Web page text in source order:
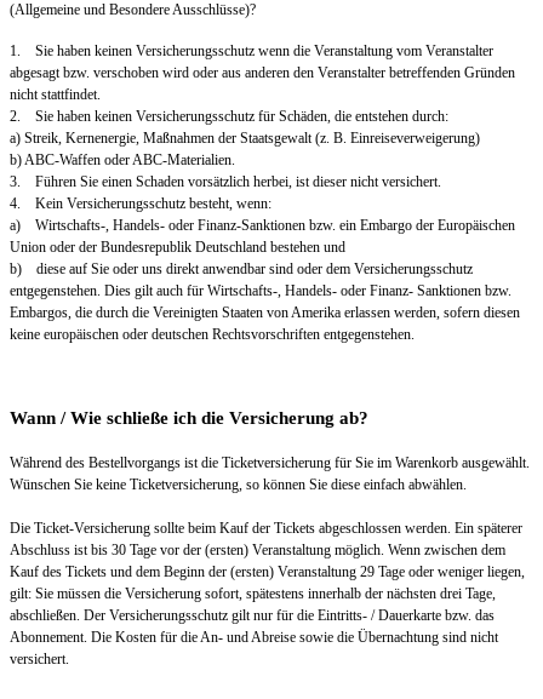
(Allgemeine und Besondere Ausschlüsse)?
1. Sie haben keinen Versicherungsschutz wenn die Veranstaltung vom Veranstalter
abgesagt bzw. verschoben wird oder aus anderen den Veranstalter betreffenden Gründen
nicht stattfindet.
2. Sie haben keinen Versicherungsschutz für Schäden, die entstehen durch:
a) Streik, Kernenergie, Maßnahmen der Staatsgewalt (z. B. Einreiseverweigerung)
b) ABC-Waffen oder ABC-Materialien.
3. Führen Sie einen Schaden vorsätzlich herbei, ist dieser nicht versichert.
4. Kein Versicherungsschutz besteht, wenn:
a) Wirtschafts-, Handels- oder Finanz-Sanktionen bzw. ein Embargo der Europäischen
Union oder der Bundesrepublik Deutschland bestehen und
b) diese auf Sie oder uns direkt anwendbar sind oder dem Versicherungsschutz
entgegenstehen. Dies gilt auch für Wirtschafts-, Handels- oder Finanz- Sanktionen bzw.
Embargos, die durch die Vereinigten Staaten von Amerika erlassen werden, sofern diesen
keine europäischen oder deutschen Rechtsvorschriften entgegenstehen.
Wann / Wie schließe ich die Versicherung ab?
Während des Bestellvorgangs ist die Ticketversicherung für Sie im Warenkorb ausgewählt.
Wünschen Sie keine Ticketversicherung, so können Sie diese einfach abwählen.
Die Ticket-Versicherung sollte beim Kauf der Tickets abgeschlossen werden. Ein späterer
Abschluss ist bis 30 Tage vor der (ersten) Veranstaltung möglich. Wenn zwischen dem
Kauf des Tickets und dem Beginn der (ersten) Veranstaltung 29 Tage oder weniger liegen,
gilt: Sie müssen die Versicherung sofort, spätestens innerhalb der nächsten drei Tage,
abschließen. Der Versicherungsschutz gilt nur für die Eintritts- / Dauerkarte bzw. das
Abonnement. Die Kosten für die An- und Abreise sowie die Übernachtung sind nicht
versichert.